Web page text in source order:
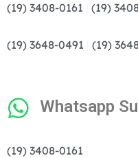
(19) 3408-0161 (19)
(19) 3648-0491 (19)
Whatsapp
(19) 3408-0161